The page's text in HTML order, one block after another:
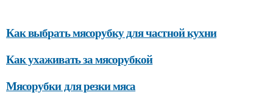
Как выбрать мясорубку для частной кухни
Как ухаживать за мясорубкой
Мясорубки для резки мяса